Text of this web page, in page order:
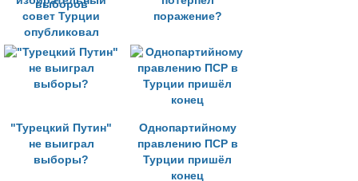
совет Турции
опубликовал
предварительные
результаты
выборов
поражение?
"Турецкий Путин"
не выиграл
выборы?
Однопартийному
правлению ПСР в
Турции пришёл
конец